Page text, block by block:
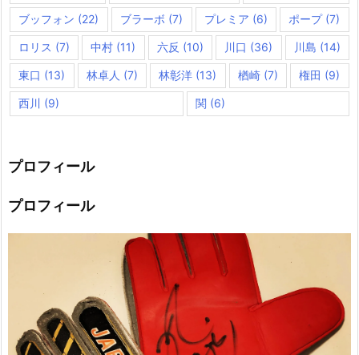
ブッフォン (22) ブラーボ (7) プレミア (6) ポープ(7)
ロリス (7) 中村 (11) 六反 (10) 川口 (36) 川島 (14)
東口 (13) 林卓人 (7) 林彰洋 (13) 楢崎(7) 権田 (9)
西川 (9) 関 (6)
プロフィール
プロフィール